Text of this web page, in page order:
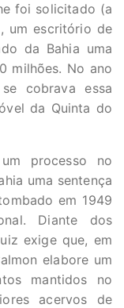
foi solicitado (a
um escritório de
da Bahia uma
milhões. No ano
cobrava essa
da Quinta do
processo no
uma sentença
em 1949
Diante dos
exige que, em
elabore um
mantidos no
acervos de